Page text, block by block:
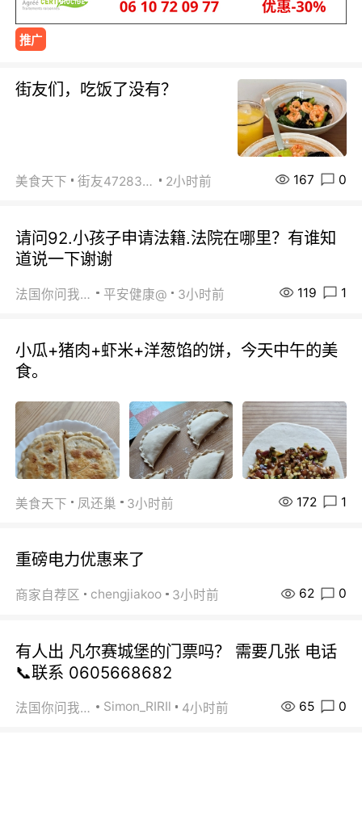
推广
街友们，吃饭了没有？
美食天下 街友472838572 2小时前 167 0
请问92.小孩子申请法籍.法院在哪里？有谁知
道说一下谢谢
法国你问我答 平安健康@ 3小时前 119 1
小瓜+猪肉+虾米+洋葱馅的饼，今天中午的美
食。
美食天下 凤还巢 3小时前 172 1
重磅电力优惠来了
商家自荐区 chengjiakoo 3小时前 62 0
有人出 凡尔赛城堡的门票吗？ 需要几张 电话
📞联系 0605668682
法国你问我答 Simon_RIRIl 4小时前 65 0